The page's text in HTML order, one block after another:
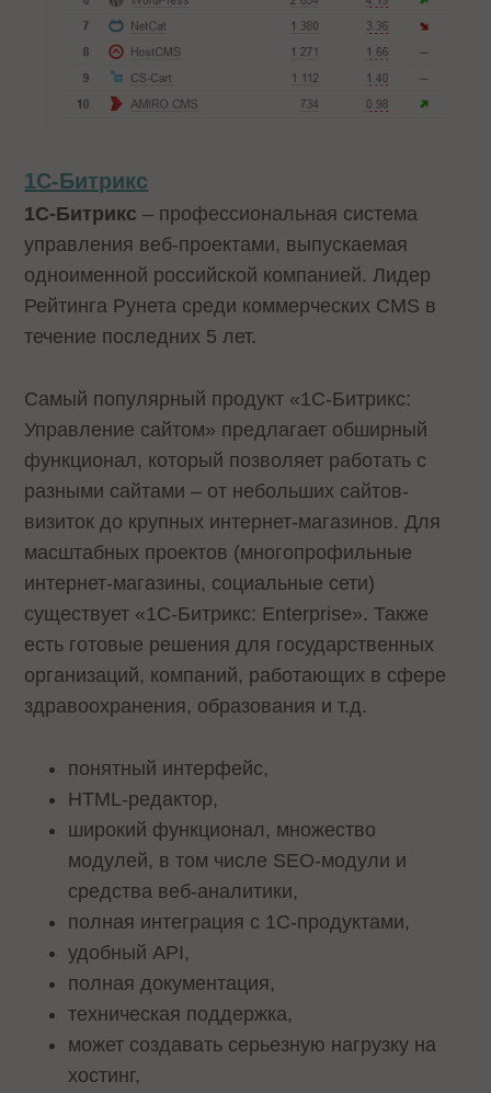
1С-Битрикс
1С-Битрикс – профессиональная система
управления веб-проектами, выпускаемая
одноименной российской компанией. Лидер
Рейтинга Рунета среди коммерческих CMS в
течение последних 5 лет.
Самый популярный продукт «1С-Битрикс:
Управление сайтом» предлагает обширный
функционал, который позволяет работать с
разными сайтами – от небольших сайтов-
визиток до крупных интернет-магазинов. Для
масштабных проектов (многопрофильные
интернет-магазины, социальные сети)
существует «1С-Битрикс: Enterprise». Также
есть готовые решения для государственных
организаций, компаний, работающих в сфере
здравоохранения, образования и т.д.
понятный интерфейс,
HTML-редактор,
широкий функционал, множество
модулей, в том числе SEO-модули и
средства веб-аналитики,
полная интеграция с 1С-продуктами,
удобный API,
полная документация,
техническая поддержка,
может создавать серьезную нагрузку на
хостинг,